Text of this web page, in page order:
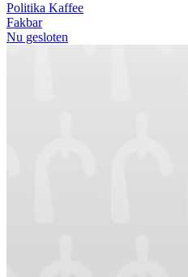
Politika Kaffee
Fakbar
Nu gesloten